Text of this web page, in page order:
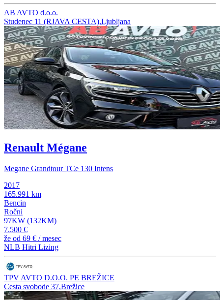
AB AVTO d.o.o.
Studenec 11 (RJAVA CESTA),Ljubljana
Renault Mégane
Megane Grandtour TCe 130 Intens
2017
165.991 km
Bencin
Ročni
97KW (132KM)
7.500 €
že od 69 € / mesec
NLB Hitri Lizing
TPV AVTO D.O.O. PE BREŽICE
Cesta svobode 37,Brežice